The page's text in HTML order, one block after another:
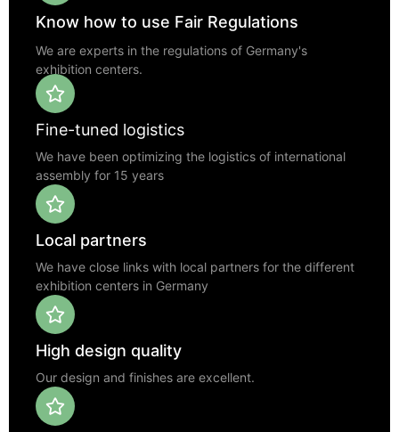
Know how to use Fair Regulations
We are experts in the regulations of Germany's
exhibition centers.
Fine-tuned logistics
We have been optimizing the logistics of international
assembly for 15 years
Local partners
We have close links with local partners for the different
exhibition centers in Germany
High design quality
Our design and finishes are excellent.